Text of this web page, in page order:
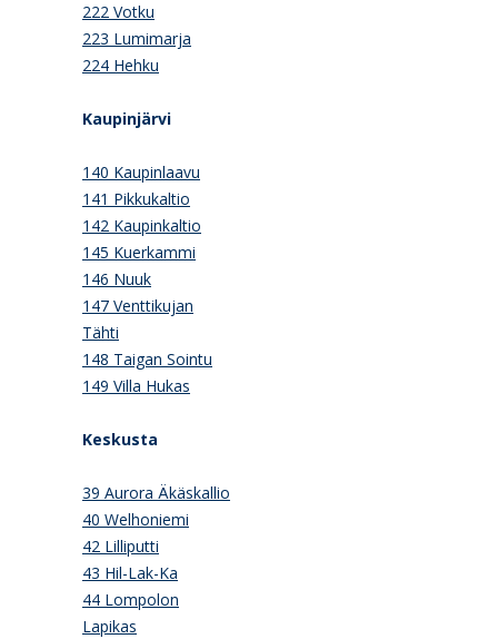
222 Votku
223 Lumimarja
224 Hehku
Kaupinjärvi
140 Kaupinlaavu
141 Pikkukaltio
142 Kaupinkaltio
145 Kuerkammi
146 Nuuk
147 Venttikujan
Tähti
148 Taigan Sointu
149 Villa Hukas
Keskusta
39 Aurora Äkäskallio
40 Welhoniemi
42 Lilliputti
43 Hil-Lak-Ka
44 Lompolon
Lapikas